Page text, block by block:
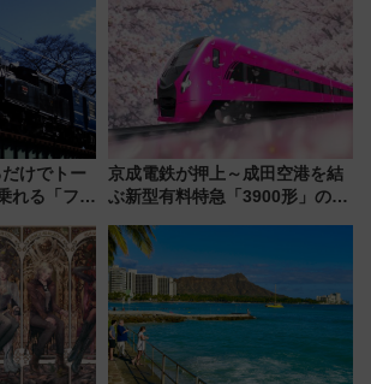
光ルートま
行開始に！ この夏は直通列車で
横浜へ！
だけでトー
れる「フリ
京成電鉄が押上～成田空港を結
ぶ新型有料特急「3900形」のコ
募集も実施